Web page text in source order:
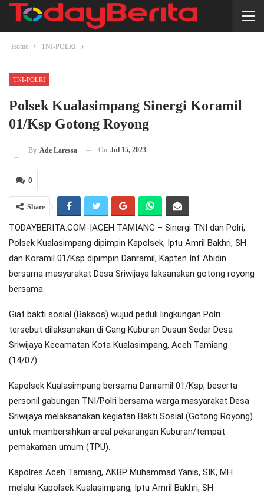
Home TNI-POLRI
TNI-POLRI
Polsek Kualasimpang Sinergi Koramil
01/Ksp Gotong Royong
By Ade Laressa On Jul 15, 2023
0
Share
TODAYBERITA.COM-|ACEH TAMIANG – Sinergi TNI dan Polri,
Polsek Kualasimpang dipimpin Kapolsek, Iptu Amril Bakhri, SH
dan Koramil 01/Ksp dipimpin Danramil, Kapten Inf Abidin
bersama masyarakat Desa Sriwijaya laksanakan gotong royong
bersama.
Giat bakti sosial (Baksos) wujud peduli lingkungan Polri
tersebut dilaksanakan di Gang Kuburan Dusun Sedar Desa
Sriwijaya Kecamatan Kota Kualasimpang, Aceh Tamiang
(14/07).
Kapolsek Kualasimpang bersama Danramil 01/Ksp, beserta
personil gabungan TNI/Polri bersama warga masyarakat Desa
Sriwijaya melaksanakan kegiatan Bakti Sosial (Gotong Royong)
untuk membersihkan areal pekarangan Kuburan/tempat
pemakaman umum (TPU).
Kapolres Aceh Tamiang, AKBP Muhammad Yanis, SIK, MH
melalui Kapolsek Kualasimpang, Iptu Amril Bakhri, SH